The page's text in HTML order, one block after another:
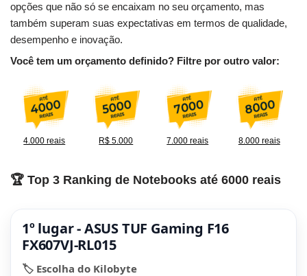
opções que não só se encaixam no seu orçamento, mas
também superam suas expectativas em termos de qualidade,
desempenho e inovação.
Você tem um orçamento definido? Filtre por outro valor:
4.000 reais R$ 5.000 7.000 reais 8.000 reais
🏆 Top 3 Ranking de Notebooks até 6000 reais
1º lugar - ASUS TUF Gaming F16
FX607VJ-RL015
🏷️ Escolha do Kilobyte